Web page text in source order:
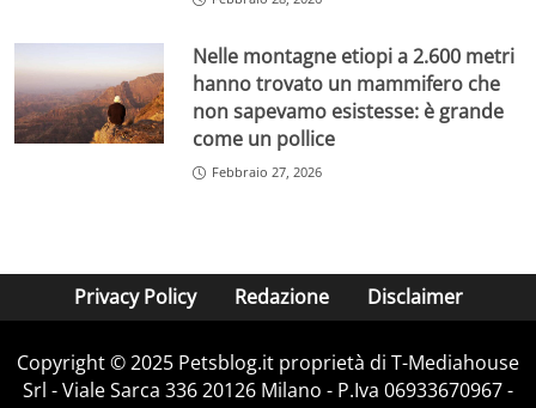
Nelle montagne etiopi a 2.600 metri
hanno trovato un mammifero che
non sapevamo esistesse: è grande
come un pollice
Febbraio 27, 2026
Privacy Policy Redazione Disclaimer
Copyright © 2025 Petsblog.it proprietà di T-Mediahouse
Srl - Viale Sarca 336 20126 Milano - P.Iva 06933670967 -